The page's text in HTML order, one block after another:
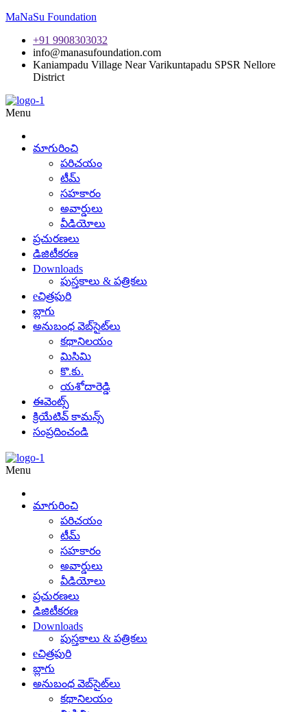
MaNaSu Foundation
+91 9908303032
info@manasufoundation.com
Kaniampadu Village Near Varikuntapadu SPSR Nellore
District
Menu
మాగురించి
పరిచయం
టీమ్
సహకారం
అవార్డులు
వీడియోలు
ప్రచురణలు
డిజిటీకరణ
Downloads
పుస్తకాలు & పత్రికలు
eచిత్రపురి
బ్లాగు
అనుబంధ వెబ్‌సైట్‌లు
కథానిలయం
మిసిమి
కొ.కు.
యశోదారెడ్డి
ఈవెంట్స్
క్రియేటివ్ కామన్స్
సంప్రదించండి
Menu
మాగురించి
పరిచయం
టీమ్
సహకారం
అవార్డులు
వీడియోలు
ప్రచురణలు
డిజిటీకరణ
Downloads
పుస్తకాలు & పత్రికలు
eచిత్రపురి
బ్లాగు
అనుబంధ వెబ్‌సైట్‌లు
కథానిలయం